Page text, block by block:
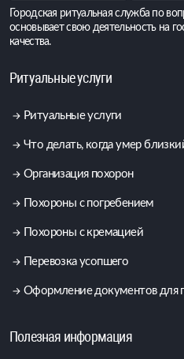
Городская ритуальная служба по
основывает свою деятельность на
качества.
Ритуальные услуги
Ритуальные услуги
Что делать, когда умер
Организация похорон
Похороны с погребением
Похороны с кремацией
Перевозка усопшего
Оформление документов для
Полезная информация